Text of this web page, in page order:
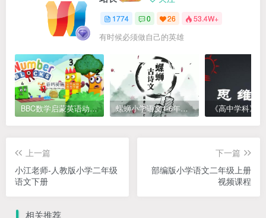
1774 0 26 53.4W+
有时候必须做自己的英雄
BBC数学启蒙英语动画Numberblocks数字积木，全七季共161集，1080P高清视频带英文字幕 螺蛳小学语文1-6年级《小学古诗文》课程视频
上一篇
小江老师-人教版小学二年级
语文下册
下一篇
部编版小学语文二年级上册
视频课程
相关推荐